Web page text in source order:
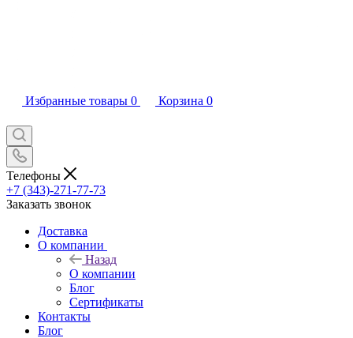
Избранные товары 0 Корзина 0
Телефоны
+7 (343)-271-77-73
Заказать звонок
Доставка
О компании
Назад
О компании
Блог
Сертификаты
Контакты
Блог